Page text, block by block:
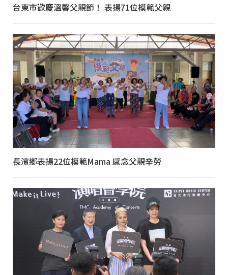
台東市歡慶溫馨父親節！ 表揚71位模範父親
長濱鄉表揚22位模範Mama 感念父親辛勞